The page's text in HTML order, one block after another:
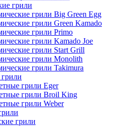
грили
грили Big Green Egg
грили Green Kamado
грили Primo
грили Kamado Joe
грили Start Grill
грили Monolith
грили Takimura
грили Eger
грили Broil King
грили Weber
грили